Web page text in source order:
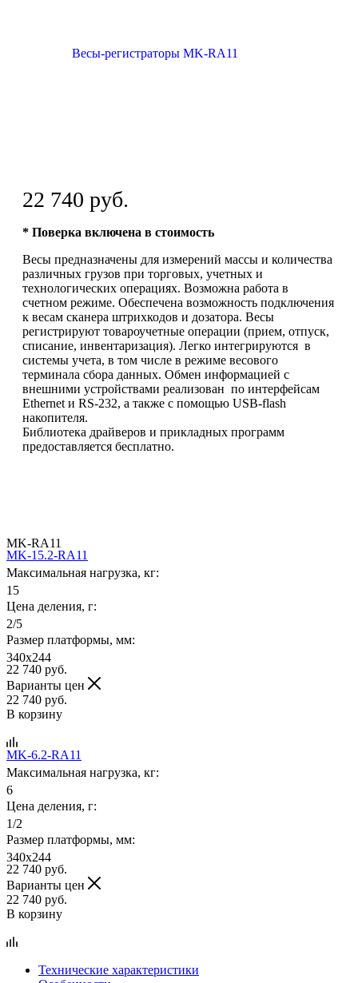
22 740 руб.
* Поверка включена в стоимость
Весы предназначены для измерений массы и количества
различных грузов при торговых, учетных и
технологических операциях. Возможна работа в
счетном режиме. Обеспечена возможность подключения
к весам сканера штрихкодов и дозатора. Весы
регистрируют товароучетные операции (прием, отпуск,
списание, инвентаризация). Легко интегрируются в
системы учета, в том числе в режиме весового
терминала сбора данных. Обмен информацией с
внешними устройствами реализован по интерфейсам
Ethernet и RS-232, а также с помощью USB-flash
накопителя.
Библиотека драйверов и прикладных программ
предоставляется бесплатно.
MK-RA11
MK-15.2-RA11
Максимальная нагрузка, кг:
15
Цена деления, г:
2/5
Размер платформы, мм:
340x244
22 740 руб.
Варианты цен
22 740 руб.
В корзину
MK-6.2-RA11
Максимальная нагрузка, кг:
6
Цена деления, г:
1/2
Размер платформы, мм:
340x244
22 740 руб.
Варианты цен
22 740 руб.
В корзину
Технические характеристики